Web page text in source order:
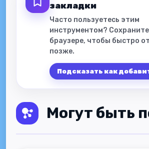
закладки
Часто пользуетесь этим
инструментом?
браузере, чтобы быстро
позже.
Подсказать как
Могут быть